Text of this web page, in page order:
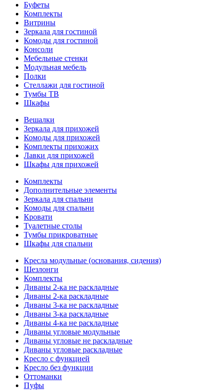
Буфеты
Комплекты
Витрины
Зеркала для гостиной
Комоды для гостиной
Консоли
Мебельные стенки
Модульная мебель
Полки
Стеллажи для гостиной
Тумбы ТВ
Шкафы
Вешалки
Зеркала для прихожей
Комоды для прихожей
Комплекты прихожих
Лавки для прихожей
Шкафы для прихожей
Комплекты
Дополнительные элементы
Зеркала для спальни
Комоды для спальни
Кровати
Туалетные столы
Тумбы прикроватные
Шкафы для спальни
Кресла модульные (основания, сидения)
Шезлонги
Комплекты
Диваны 2-ка не раскладные
Диваны 2-ка раскладные
Диваны 3-ка не раскладные
Диваны 3-ка раскладные
Диваны 4-ка не раскладные
Диваны угловые модульные
Диваны угловые не раскладные
Диваны угловые раскладные
Кресло с функцией
Кресло без функции
Оттоманки
Пуфы